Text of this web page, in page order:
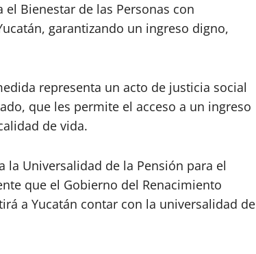
Bienestar de las Personas con
garantizando un ingreso digno,
representa un acto de justicia social
que les permite el acceso a un ingreso
de vida.
Universalidad de la Pensión para el
que el Gobierno del Renacimiento
a Yucatán contar con la universalidad de